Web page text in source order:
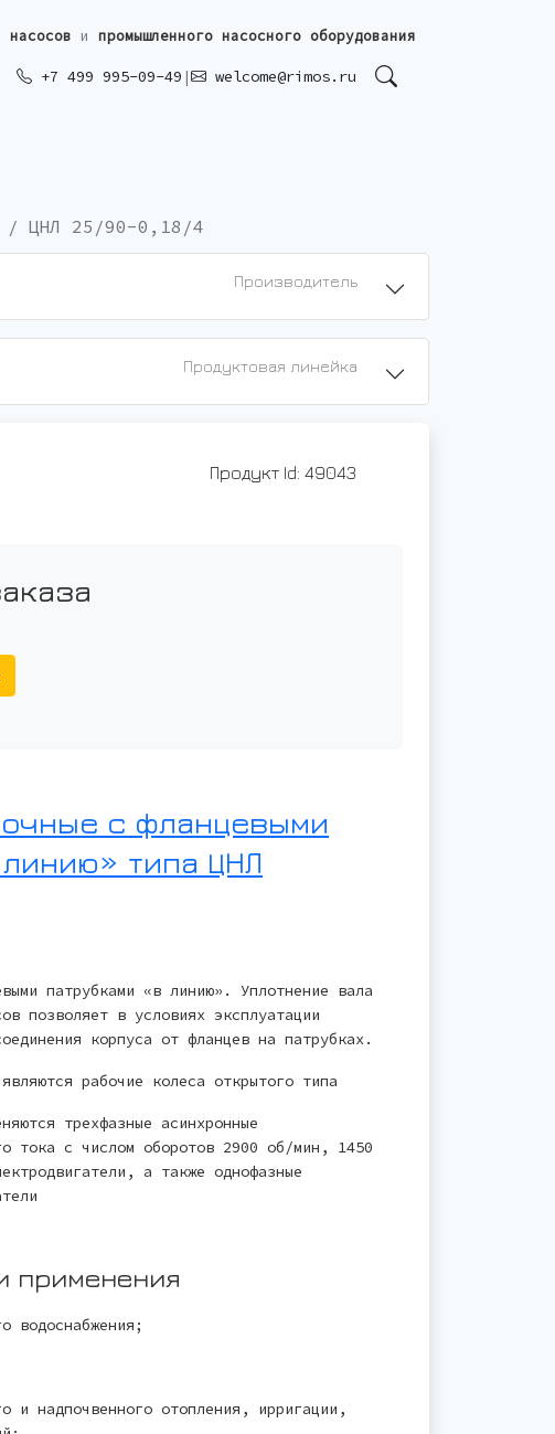
насосов и промышленного насосного оборудования
+7 499 995-09-49 | welcome@rimos.ru
ЦНЛ 25/90-0,18/4
Производитель
Продуктовая линейка
Продукт Id: 49043
с фланцевыми
типа ЦНЛ
патрубками «в линию». Уплотнение вала
позволяет в условиях эксплуатации
корпуса от фланцев на патрубках.
рабочие колеса открытого типа
трехфазные асинхронные
тока с числом оборотов 2900 об/мин, 1450
а также однофазные
применения
водоснабжения;
и надпочвенного отопления, ирригации,